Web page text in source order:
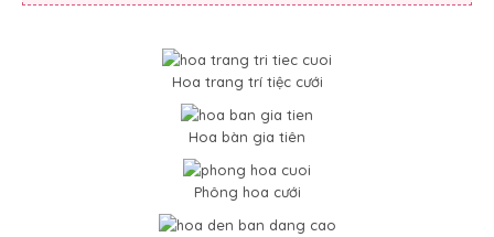
Hoa trang trí tiệc cưới
Hoa bàn gia tiên
Phông hoa cưới